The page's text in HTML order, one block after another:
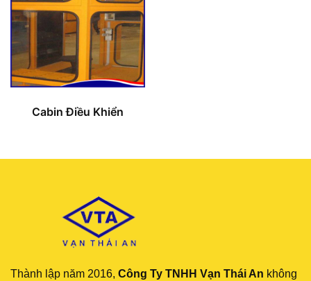
Cabin Điều Khiển
Thành lập năm 2016, Công Ty TNHH Vạn Thái An không